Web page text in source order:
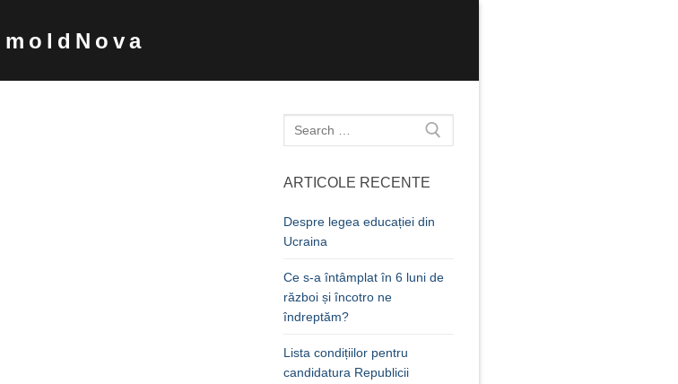
moldNova
Caută
după:
ARTICOLE RECENTE
Despre legea educației din
Ucraina
Ce s-a întâmplat în 6 luni de
război și încotro ne
îndreptăm?
Lista condițiilor pentru
candidatura Republicii